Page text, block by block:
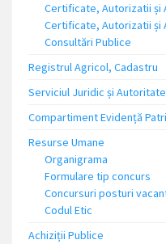
Certificate, Autorizatii și
Certificate, Autorizatii și
Consultări Publice
Registrul Agricol, Cadastru
Serviciul Juridic și
Compartiment Evidență
Resurse Umane
Organigrama
Formulare tip concurs
Concursuri posturi
Codul Etic
Achiziții Publice